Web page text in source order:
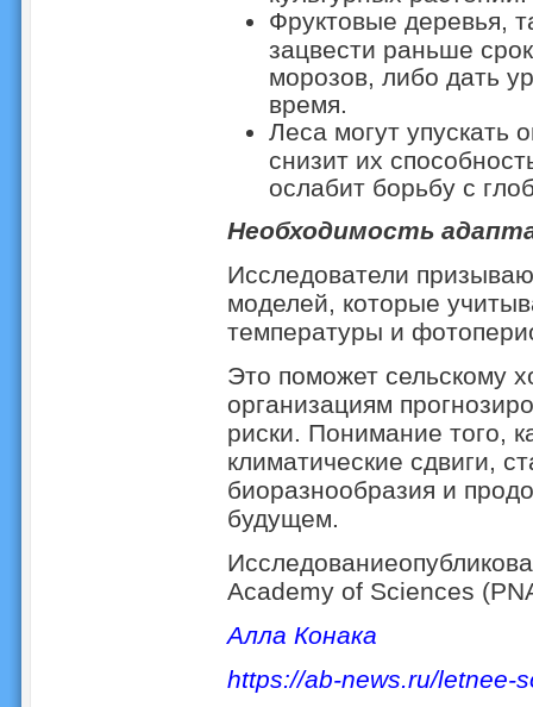
Фруктовые деревья,
зацвести раньше
морозов, либо дать
время.
Леса могут упускать
снизит их
ослабит борьбу с
Необходимость
Исследователи
моделей, которые
температуры и
Это поможет сельскому
организациям
риски. Понимание того,
климатические сдвиги,
биоразнообразия и
будущем.
Исследование
Academy of Sciences
Алла Конака
https://ab-news.ru/letnee-